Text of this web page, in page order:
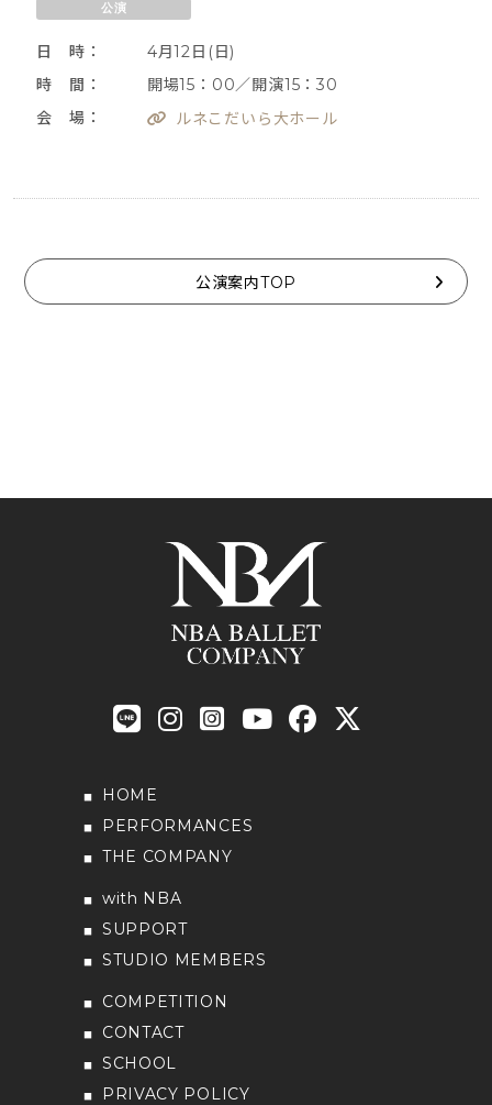
公演
日 時：
4月12日(日)
時 間：
開場15：00／開演15：30
会 場：
ルネこだいら大ホール
公演案内TOP
HOME
PERFORMANCES
THE COMPANY
with NBA
SUPPORT
STUDIO MEMBERS
COMPETITION
CONTACT
SCHOOL
PRIVACY POLICY